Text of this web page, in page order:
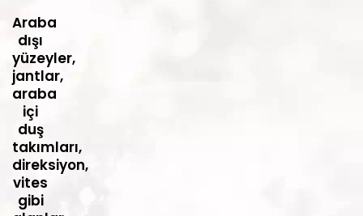
Araba
dışı
yüzeyler,
jantlar,
araba
içi
duş
takımları,
direksiyon,
vites
gibi